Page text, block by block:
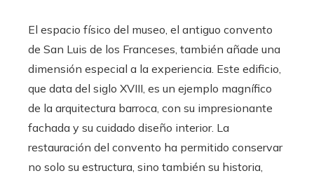
El espacio físico del museo, el antiguo convento
de San Luis de los Franceses, también añade una
dimensión especial a la experiencia. Este edificio,
que data del siglo XVIII, es un ejemplo magnífico
de la arquitectura barroca, con su impresionante
fachada y su cuidado diseño interior. La
restauración del convento ha permitido conservar
no solo su estructura, sino también su historia,